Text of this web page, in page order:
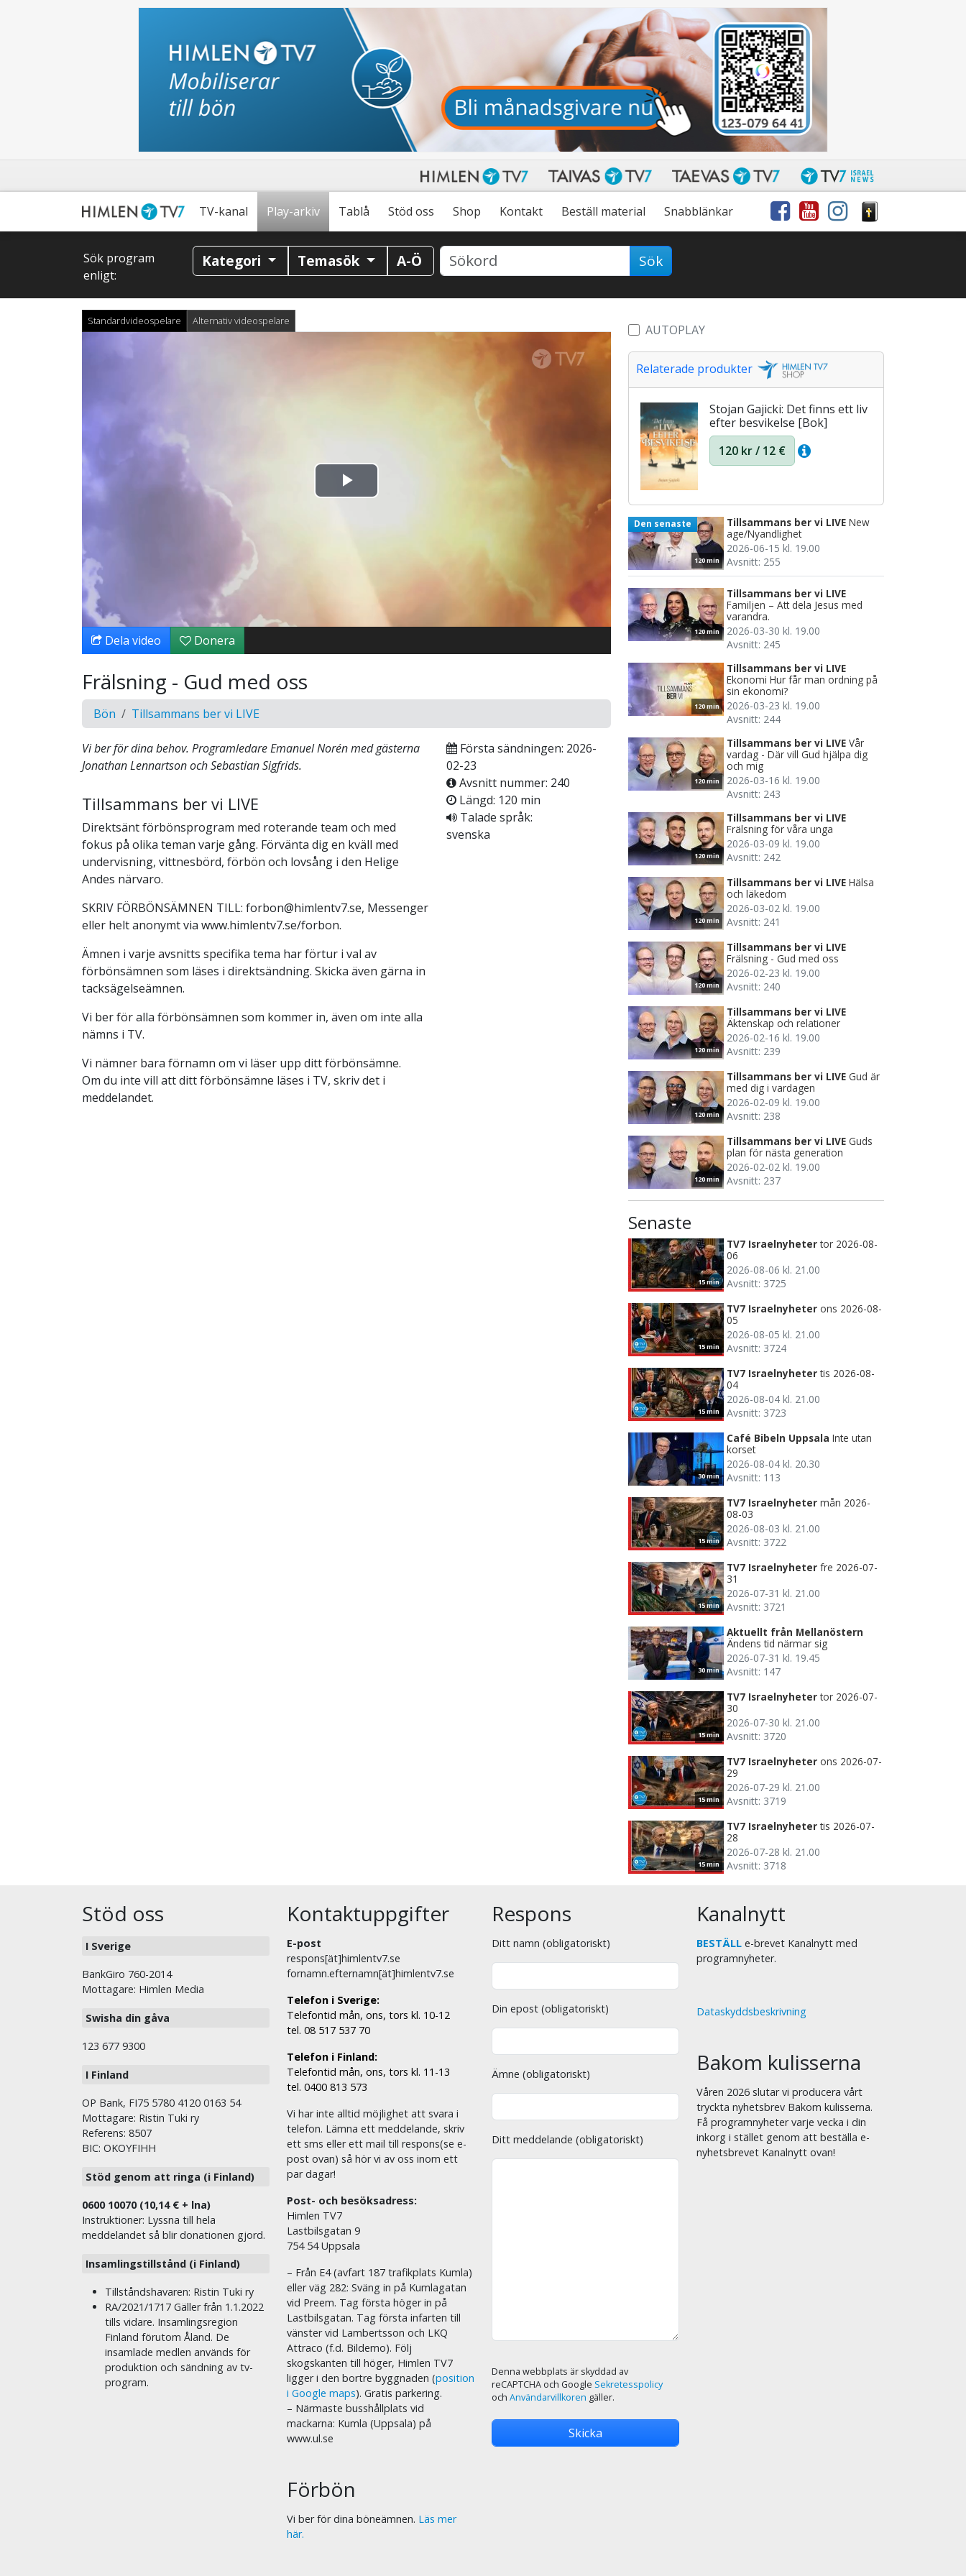
TV-kanal Play-arkiv Tablå Stöd oss Shop Kontakt Beställ material Snabblänkar
Sök program
enligt:
Kategori Temasök A-Ö Sök
Standardvideospelare Alternativ videospelare
Spela
Dela video Donera
Frälsning - Gud med oss
Bön Tillsammans ber vi LIVE
Vi ber för dina behov. Programledare Emanuel Norén med gästerna
Jonathan Lennartson och Sebastian Sigfrids.
Tillsammans ber vi LIVE
Direktsänt förbönsprogram med roterande team och med
fokus på olika teman varje gång. Förvänta dig en kväll med
undervisning, vittnesbörd, förbön och lovsång i den Helige
Andes närvaro.
SKRIV FÖRBÖNSÄMNEN TILL: forbon@himlentv7.se, Messenger
eller helt anonymt via www.himlentv7.se/forbon.
Ämnen i varje avsnitts specifika tema har förtur i val av
förbönsämnen som läses i direktsändning. Skicka även gärna in
tacksägelseämnen.
Vi ber för alla förbönsämnen som kommer in, även om inte alla
nämns i TV.
Vi nämner bara förnamn om vi läser upp ditt förbönsämne.
Om du inte vill att ditt förbönsämne läses i TV, skriv det i
meddelandet.
Första sändningen: 2026-
02-23
Avsnitt nummer: 240
Längd: 120 min
Talade språk:
svenska
AUTOPLAY
Relaterade produkter
Stojan Gajicki: Det finns ett liv
efter besvikelse [Bok]
120 kr / 12 €
120 min
Den senaste Tillsammans ber vi LIVE New
age/Nyandlighet
2026-06-15 kl. 19.00
Avsnitt: 255
120 min
Tillsammans ber vi LIVE
Familjen – Att dela Jesus med
varandra.
2026-03-30 kl. 19.00
Avsnitt: 245
120 min
Tillsammans ber vi LIVE
Ekonomi Hur får man ordning på
sin ekonomi?
2026-03-23 kl. 19.00
Avsnitt: 244
120 min
Tillsammans ber vi LIVE Vår
vardag - Där vill Gud hjälpa dig
och mig
2026-03-16 kl. 19.00
Avsnitt: 243
120 min
Tillsammans ber vi LIVE
Frälsning för våra unga
2026-03-09 kl. 19.00
Avsnitt: 242
120 min
Tillsammans ber vi LIVE Hälsa
och läkedom
2026-03-02 kl. 19.00
Avsnitt: 241
120 min
Tillsammans ber vi LIVE
Frälsning - Gud med oss
2026-02-23 kl. 19.00
Avsnitt: 240
120 min
Tillsammans ber vi LIVE
Äktenskap och relationer
2026-02-16 kl. 19.00
Avsnitt: 239
120 min
Tillsammans ber vi LIVE Gud är
med dig i vardagen
2026-02-09 kl. 19.00
Avsnitt: 238
120 min
Tillsammans ber vi LIVE Guds
plan för nästa generation
2026-02-02 kl. 19.00
Avsnitt: 237
Senaste
15 min
TV7 Israelnyheter tor 2026-08-
06
2026-08-06 kl. 21.00
Avsnitt: 3725
15 min
TV7 Israelnyheter ons 2026-08-
05
2026-08-05 kl. 21.00
Avsnitt: 3724
15 min
TV7 Israelnyheter tis 2026-08-
04
2026-08-04 kl. 21.00
Avsnitt: 3723
30 min
Café Bibeln Uppsala Inte utan
korset
2026-08-04 kl. 20.30
Avsnitt: 113
15 min
TV7 Israelnyheter mån 2026-
08-03
2026-08-03 kl. 21.00
Avsnitt: 3722
15 min
TV7 Israelnyheter fre 2026-07-
31
2026-07-31 kl. 21.00
Avsnitt: 3721
30 min
Aktuellt från Mellanöstern
Ändens tid närmar sig
2026-07-31 kl. 19.45
Avsnitt: 147
15 min
TV7 Israelnyheter tor 2026-07-
30
2026-07-30 kl. 21.00
Avsnitt: 3720
15 min
TV7 Israelnyheter ons 2026-07-
29
2026-07-29 kl. 21.00
Avsnitt: 3719
15 min
TV7 Israelnyheter tis 2026-07-
28
2026-07-28 kl. 21.00
Avsnitt: 3718
Stöd oss
I Sverige
BankGiro 760-2014
Mottagare: Himlen Media
Swisha din gåva
123 677 9300
I Finland
OP Bank, FI75 5780 4120 0163 54
Mottagare: Ristin Tuki ry
Referens: 8507
BIC: OKOYFIHH
Stöd genom att ringa (i Finland)
0600 10070 (10,14 € + lna)
Instruktioner: Lyssna till hela
meddelandet så blir donationen gjord.
Insamlingstillstånd (i Finland)
Tillståndshavaren: Ristin Tuki ry
RA/2021/1717 Gäller från 1.1.2022
tills vidare. Insamlingsregion
Finland förutom Åland. De
insamlade medlen används för
produktion och sändning av tv-
program.
Kontaktuppgifter
E-post
respons[ät]himlentv7.se
fornamn.efternamn[ät]himlentv7.se
Telefon i Sverige:
Telefontid mån, ons, tors kl. 10-12
tel. 08 517 537 70
Telefon i Finland:
Telefontid mån, ons, tors kl. 11-13
tel. 0400 813 573
Vi har inte alltid möjlighet att svara i
telefon. Lämna ett meddelande, skriv
ett sms eller ett mail till respons(se e-
post ovan) så hör vi av oss inom ett
par dagar!
Post- och besöksadress:
Himlen TV7
Lastbilsgatan 9
754 54 Uppsala
– Från E4 (avfart 187 trafikplats Kumla)
eller väg 282: Sväng in på Kumlagatan
vid Preem. Tag första höger in på
Lastbilsgatan. Tag första infarten till
vänster vid Lambertsson och LKQ
Attraco (f.d. Bildemo). Följ
skogskanten till höger, Himlen TV7
ligger i den bortre byggnaden (position
i Google maps). Gratis parkering.
– Närmaste busshållplats vid
mackarna: Kumla (Uppsala) på
www.ul.se
Förbön
Vi ber för dina böneämnen. Läs mer
här.
Respons
Ditt namn (obligatoriskt)
Din epost (obligatoriskt)
Ämne (obligatoriskt)
Ditt meddelande (obligatoriskt)
Denna webbplats är skyddad av
reCAPTCHA och Google Sekretesspolicy
och Användarvillkoren gäller.
Kanalnytt
BESTÄLL e-brevet Kanalnytt med
programnyheter.
Dataskyddsbeskrivning
Bakom kulisserna
Våren 2026 slutar vi producera vårt
tryckta nyhetsbrev Bakom kulisserna.
Få programnyheter varje vecka i din
inkorg i stället genom att beställa e-
nyhetsbrevet Kanalnytt ovan!